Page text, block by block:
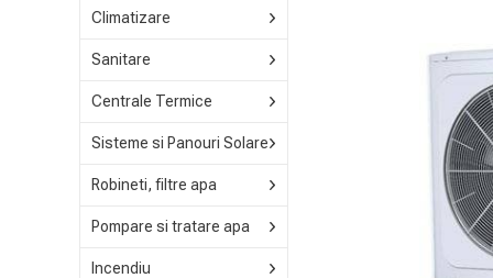
Climatizare
Sanitare
Centrale Termice
Sisteme si Panouri Solare
Robineti, filtre apa
Pompare si tratare apa
Incendiu